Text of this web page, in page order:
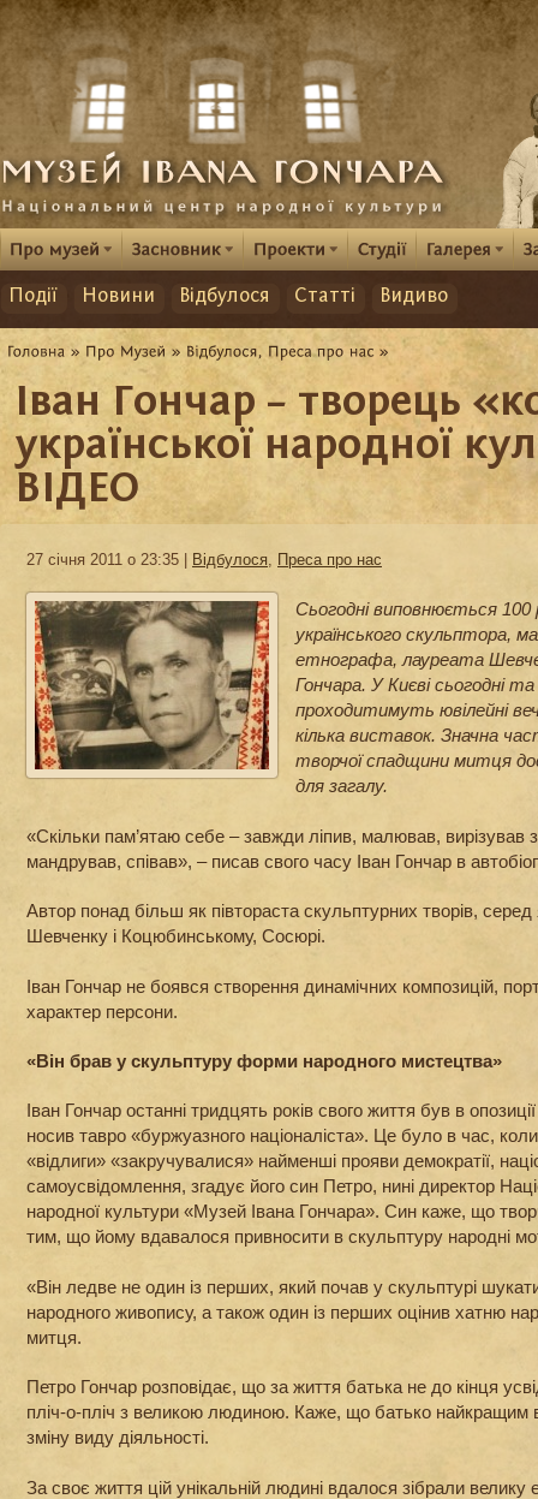
Події Новини Відбулося Статті Видиво
Іван Гончар – творець
української народної
ВІДЕО
27 січня 2011 о 23:35 | Відбулося, Преса про нас
Сьогодні виповнюється 100
українського скульптора,
етнографа, лауреата
Гончара. У Києві сьогодні та
проходитимуть ювілейні
кілька виставок. Значна
творчої спадщини митця
для загалу.
«Скiльки пам’ятаю себе – завжди лiпив, малював, вирiзував
мандрував, співав», – писав свого часу Іван Гончар в
Автор понад більш як півтораста скульптурних творів, серед
Шевченку і Коцюбинському, Сосюрі.
Іван Гончар не боявся створення динамічних композицій,
характер персони.
«Він брав у скульптуру форми народного мистецтва»
Іван Гончар останні тридцять років свого життя був в
носив тавро «буржуазного націоналіста». Це було в час,
«відлиги» «закручувалися» найменші прояви демократії,
самоусвідомлення, згадує його син Петро, нині директор
народної культури «Музей Івана Гончара». Син каже, що
тим, що йому вдавалося привносити в скульптуру народні
«Він ледве не один із перших, який почав у скульптурі
народного живопису, а також один із перших оцінив хатню
митця.
Петро Гончар розповідає, що за життя батька не до кінця
пліч-о-пліч з великою людиною. Каже, що батько найкращим
зміну виду діяльності.
За своє життя цій унікальній людині вдалося зібрали велику